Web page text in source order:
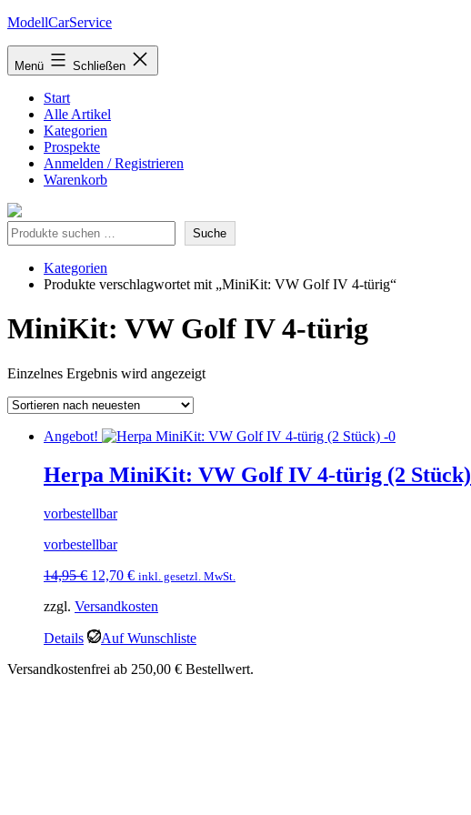
Zum
springen
ModellCarService
Menü Schließen
Start
Alle Artikel
Kategorien
Prospekte
Anmelden / Registrieren
Warenkorb
Suche Suche
Kategorien
Produkte verschlagwortet mit „MiniKit: VW Golf IV 4-türig“
MiniKit: VW Golf IV 4-türig
Einzelnes Ergebnis wird angezeigt
Angebot!
Herpa MiniKit: VW Golf IV 4-türig (2 Stück)
vorbestellbar
vorbestellbar
14,95€ Ursprünglicher
war:
12,70 €Aktueller
ist:
inkl. gesetzl. MwSt.
zzgl. Versandkosten
Details
Auf Wunschliste
Versandkostenfrei ab 250,00 € Bestellwert.